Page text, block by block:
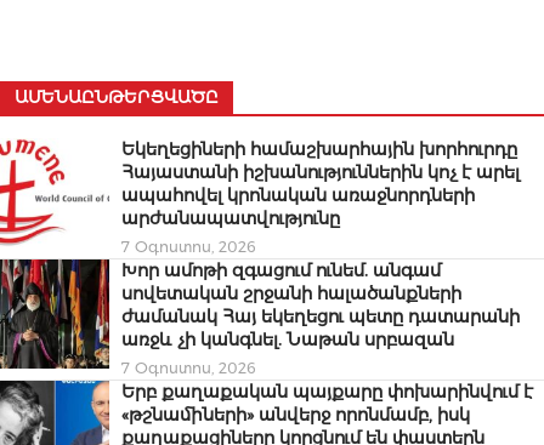
ԱՄԵՆԱԸՆԹԵՐՑՎԱԾԸ
Եկեղեցիների համաշխարհային խորհուրդը
Հայաստանի իշխանություններին կոչ է արել
ապահովել կրոնական առաջնորդների
արժանապատվությունը
7 Օգոստոս, 2026
Խոր ամոթի զգացում ունեմ. անգամ
սովետական շրջանի հալածանքների
ժամանակ Հայ եկեղեցու պետը դատարանի
առջև չի կանգնել. Նաթան սրբազան
7 Օգոստոս, 2026
Երբ քաղաքական պայքարը փոխարինվում է
«թշնամիների» անվերջ որոնմամբ, իսկ
քաղաքացիները կորցնում են փաստերն